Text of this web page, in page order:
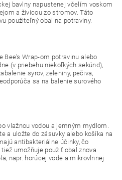
bavlny napustenej včelím voskom
a živicou zo stromov. Táto
použiteľný obal na potraviny.
Bee's Wrap-om potravinu alebo
(v priebehu niekoľkých sekúnd),
syrov, zeleniny, pečiva,
sa na balenie surového
vlažnou vodou a jemným mydlom.
a uložte do zásuvky alebo košíka na
antibakteriálne účinky, čo
umožňuje použiť obal znova
napr. horúcej vode a mikrovlnnej